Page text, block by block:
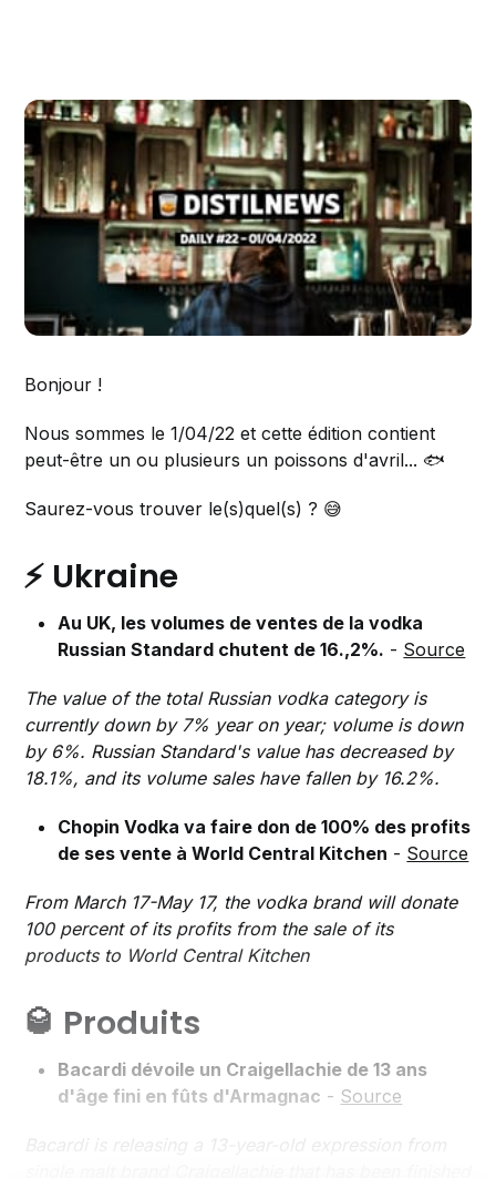
Bonjour !
Nous sommes le 1/04/22 et cette édition contient
peut-être un ou plusieurs un poissons d'avril... 🐟
Saurez-vous trouver le(s)quel(s) ? 😅
⚡ Ukraine
Au UK, les volumes de ventes de la vodka
Russian Standard chutent de 16.,2%. - Source
The value of the total Russian vodka category is
currently down by 7% year on year; volume is down
by 6%. Russian Standard's value has decreased by
18.1%, and its volume sales have fallen by 16.2%.
Chopin Vodka va faire don de 100% des profits
de ses vente à World Central Kitchen - Source
From March 17-May 17, the vodka brand will donate
100 percent of its profits from the sale of its
products to World Central Kitchen
🥃 Produits
Bacardi dévoile un Craigellachie de 13 ans
d'âge fini en fûts d'Armagnac - Source
Bacardi is releasing a 13-year-old expression from